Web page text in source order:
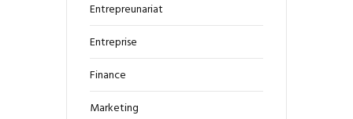
Entrepreunariat
Entreprise
Finance
Marketing